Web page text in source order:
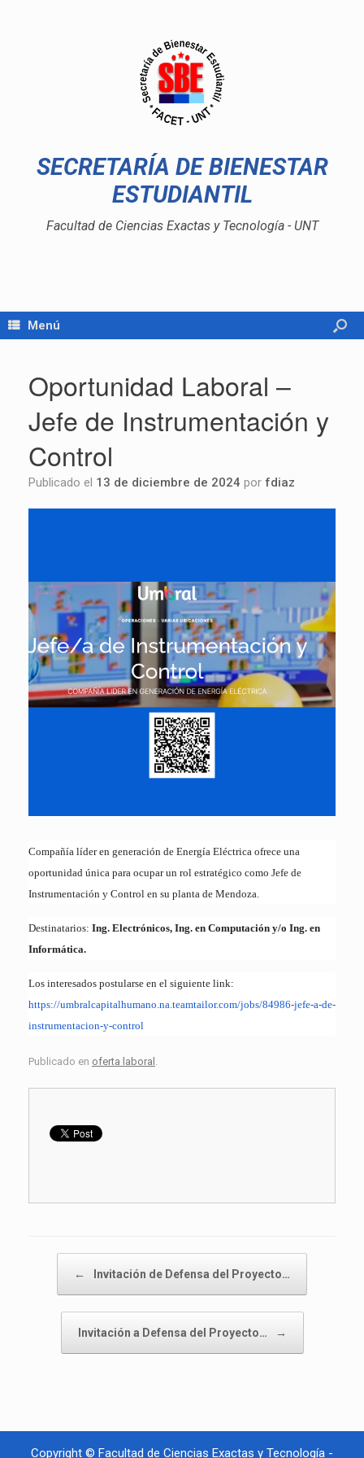
SECRETARÍA DE BIENESTAR
ESTUDIANTIL
Facultad de Ciencias Exactas y Tecnología - UNT
Menú
Oportunidad Laboral –
Jefe de Instrumentación y
Control
Publicado el 13 de diciembre de 2024 por fdiaz
Compañía líder en generación de Energía Eléctrica ofrece una
oportunidad única para ocupar un rol estratégico como Jefe de
Instrumentación y Control en su planta de Mendoza.
Destinatarios: Ing. Electrónicos, Ing. en Computación y/o Ing. en
Informática.
Los interesados postularse en el siguiente link:
https://umbralcapitalhumano.na.teamtailor.com/jobs/84986-jefe-a-de-
instrumentacion-y-control
Publicado en oferta laboral
← Invitación de Defensa del Proyecto…
Invitación a Defensa del Proyecto… →
Copyright © Facultad de Ciencias Exactas y Tecnología -